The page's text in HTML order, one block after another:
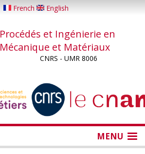
French English
Procédés et Ingénierie en
Mécanique et Matériaux
CNRS - UMR 8006
MENU